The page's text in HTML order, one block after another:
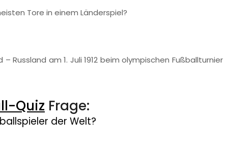
Tore in einem Länderspiel?
Russland am 1. Juli 1912 beim olympischen Fußballturnier
Quiz Frage:
der Welt?